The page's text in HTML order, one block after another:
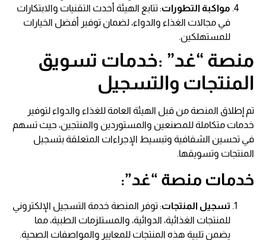
مواكبة التطورات: تتابع الهيئة أحدث التقنيات والابتكارات
في مجالات الغذاء والدواء، لضمان توفير أفضل الخيارات
للمستهلكين.
منصة “غد” :خدمات تسويق
المنتجات والتسجيل
تم إطلاق المنصة من قبل الهيئة العامة للغذاء والدواء لتوفير
خدمات متكاملة للمصنعين والمستوردين والمنتجين، حيث تسهم
في تحسين الشفافية وتبسيط الإجراءات المتعلقة بتسجيل
المنتجات وتسويقها.
خدمات منصة “غد”:
تسجيل المنتجات: توفر المنصة خدمة التسجيل الإلكتروني
للمنتجات الغذائية، الدوائية، والمستلزمات الطبية، مما
يضمن تلبية هذه المنتجات للمعايير والمواصفات الصحية.